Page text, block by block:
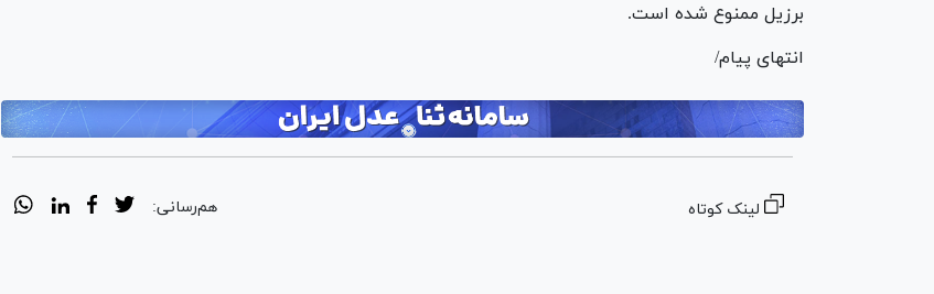
برزیل ممنوع شده است.
انتهای پیام/
لینک کوتاه هم‌رسانی: